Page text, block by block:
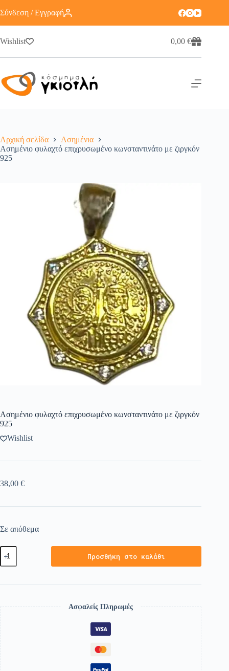
Σύνδεση / Εγγραφή
Wishlist 0,00€
Αρχική σελίδα
Ασημένια
Ασημένιο φυλαχτό επιχρυσωμένο κωνσταντινάτο με ζιργκόν
925
Ασημένιο φυλαχτό επιχρυσωμένο κωνσταντινάτο με ζιργκόν
925
Wishlist
38,00 €
Σε απόθεμα
Προσθήκη στο καλάθι
Ασφαλείς Πληρωμές